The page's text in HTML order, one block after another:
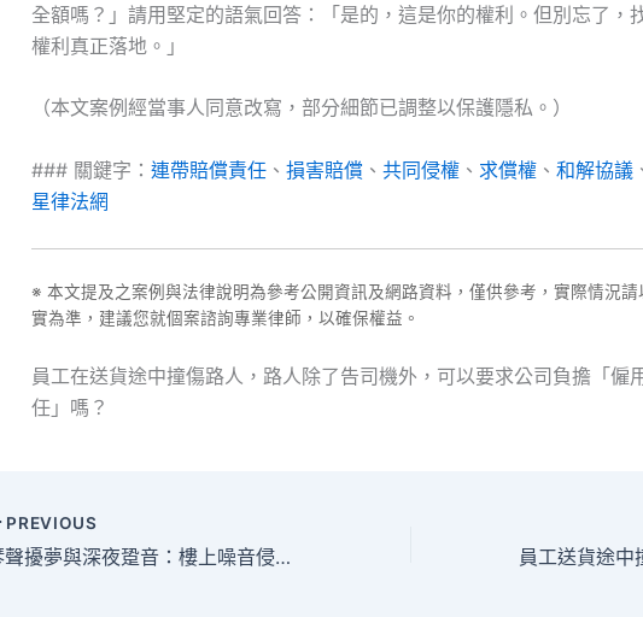
全額嗎？」請用堅定的語氣回答：「是的，這是你的權利。但別忘了，
權利真正落地。」
（本文案例經當事人同意改寫，部分細節已調整以保護隱私。）
### 關鍵字： 連帶賠償責任 、 損害賠償 、 共同侵權 、 求償權 、 和解協議
星律法網
※ 本文提及之案例與法律說明為參考公開資訊及網路資料，僅供參考，實際情況
實為準，建議您就個案諮詢專業律師，以確保權益。
員工在送貨途中撞傷路人，路人除了告司機外，可以要求公司負擔「僱
任」嗎？
PREVIOUS
琴聲擾夢與深夜跫音：樓上噪音侵權，能否聲請禁止與求償？